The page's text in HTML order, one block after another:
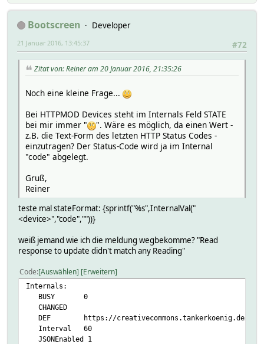
Bootscreen
Developer
#72
21 Januar 2016, 13:45:37
Zitat von: Reiner am 20 Januar 2016, 21:35:26
Noch eine kleine Frage...
Bei HTTPMOD Devices steht im Internals Feld STATE
bei mir immer "
". Wäre es möglich, da einen Wert -
z.B. die Text-Form des letzten HTTP Status Codes -
einzutragen? Der Status-Code wird ja im Internal
"code" abgelegt.
Gruß,
Reiner
teste mal stateFormat: {sprintf("%s",InternalVal("
<device>","code",""))}
weiß jemand wie ich die meldung wegbekomme? "Read
response to update didn't match any Reading"
Code Auswählen Erweitern
Internals:
BUSY 0
CHANGED
DEF https://creativecommons.tankerkoenig.de/json/
Interval 60
JSONEnabled 1